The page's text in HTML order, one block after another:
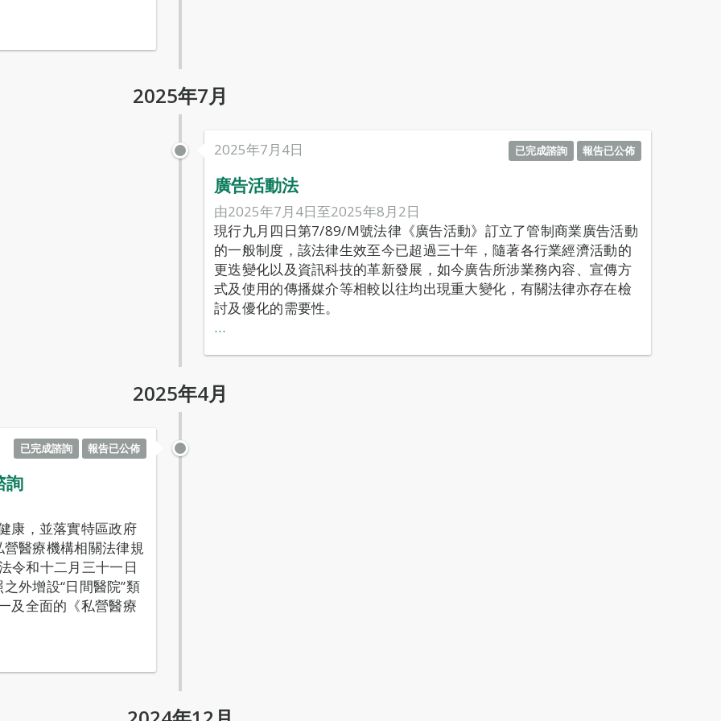
2025年7月
2025年7月4日 已完成諮詢 報告已公佈
廣告活動法
由2025年7月4日至2025年8月2日
現行九月四日第7/89/M號法律《廣告活動》訂立了管制商業廣告活動
的一般制度，該法律生效至今已超過三十年，隨著各行業經濟活動的
更迭變化以及資訊科技的革新發展，如今廣告所涉業務內容、宣傳方
式及使用的傳播媒介等相較以往均出現重大變化，有關法律亦存在檢
討及優化的需要性。
…
2025年4月
已完成諮詢 報告已公佈
詢
康，並落實特區政府
醫療機構相關法律規
令和十二月三十一日
外增設“日間醫院”類
及全面的《私營醫療